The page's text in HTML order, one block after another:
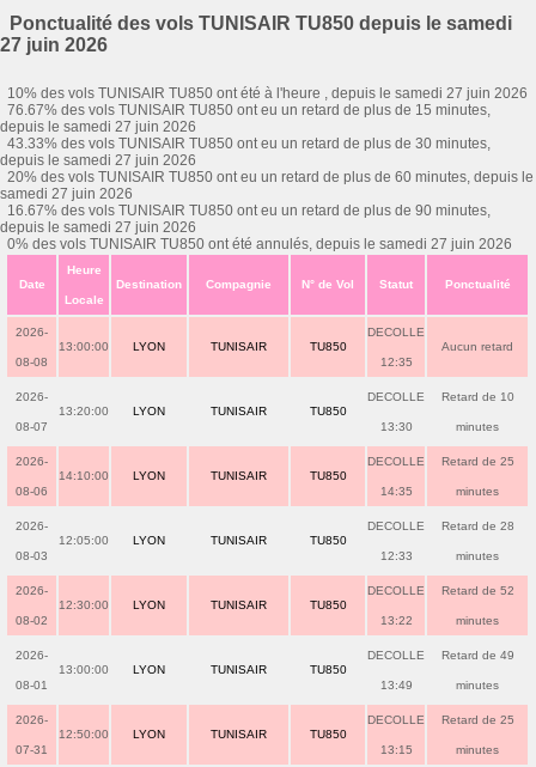
Ponctualité des vols TUNISAIR TU850 depuis le samedi
27 juin 2026
10% des vols TUNISAIR TU850 ont été à l'heure , depuis le samedi 27 juin 2026
76.67% des vols TUNISAIR TU850 ont eu un retard de plus de 15 minutes,
depuis le samedi 27 juin 2026
43.33% des vols TUNISAIR TU850 ont eu un retard de plus de 30 minutes,
depuis le samedi 27 juin 2026
20% des vols TUNISAIR TU850 ont eu un retard de plus de 60 minutes, depuis le
samedi 27 juin 2026
16.67% des vols TUNISAIR TU850 ont eu un retard de plus de 90 minutes,
depuis le samedi 27 juin 2026
0% des vols TUNISAIR TU850 ont été annulés, depuis le samedi 27 juin 2026
Date
Heure
Locale
Destination Compagnie N° de Vol Statut Ponctualité
2026-
08-08
13:00:00 LYON TUNISAIR TU850
DECOLLE
12:35
Aucun retard
2026-
08-07
13:20:00 LYON TUNISAIR TU850
DECOLLE
13:30
Retard de 10
minutes
2026-
08-06
14:10:00 LYON TUNISAIR TU850
DECOLLE
14:35
Retard de 25
minutes
2026-
08-03
12:05:00 LYON TUNISAIR TU850
DECOLLE
12:33
Retard de 28
minutes
2026-
08-02
12:30:00 LYON TUNISAIR TU850
DECOLLE
13:22
Retard de 52
minutes
2026-
08-01
13:00:00 LYON TUNISAIR TU850
DECOLLE
13:49
Retard de 49
minutes
2026-
07-31
12:50:00 LYON TUNISAIR TU850
DECOLLE
13:15
Retard de 25
minutes